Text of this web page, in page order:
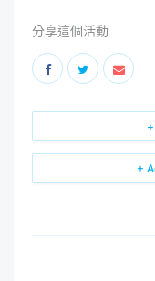
分享這個活動
+